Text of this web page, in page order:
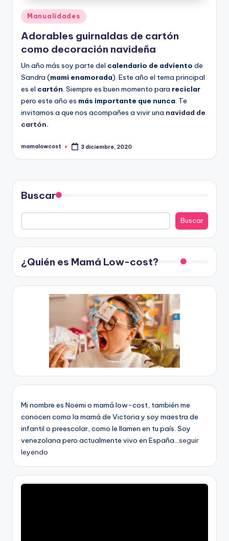
Publicado
en
Manualidades
Adorables guirnaldas de cartón
como decoración navideña
Un año más soy parte del calendario de adviento de
Sandra (mami enamorada). Este año el tema principal
es el cartón . Siempre es buen momento para reciclar
pero este año es más importante que nunca . Te
invitamos a que nos acompañes a vivir una navidad de
cartón.
Publicado
mamalowcost 3 diciembre, 2020
Buscar
Buscar
¿Quién es Mamá Low-cost?
Mi nombre es Noemi o mamá low-cost, también me
conocen como la mamá de Victoria y soy maestra de
infantil o preescolar, como le llamen en tu país. Soy
venezolana pero actualmente vivo en España...seguir
leyendo